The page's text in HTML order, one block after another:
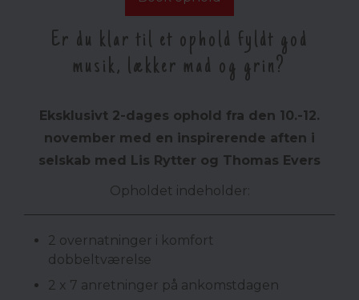
Er du klar til et ophold fyldt god
musik, lækker mad og grin?
Eksklusivt 2-dages ophold fra den 10.-12.
november med en inspirerende aften i
selskab med Lis Rytter og Thomas Evers
Opholdet indeholder:
2 overnatninger i komfort
dobbeltværelse
2 x 7 anretninger på ankomstdagen